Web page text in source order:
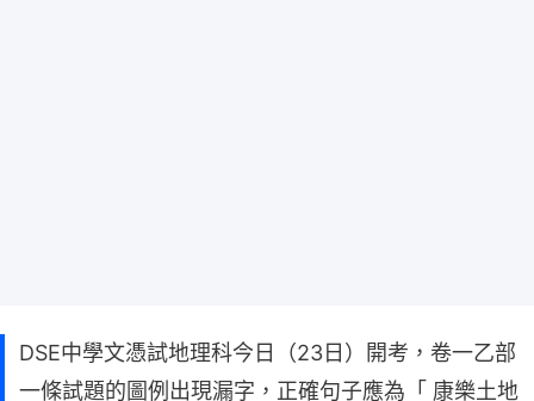
DSE中學文憑試地理科今日（23日）開考，卷一乙部
一條試題的圖例出現漏字，正確句子應為「 康樂土地